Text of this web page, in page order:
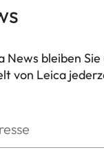
News bleiben
von Leica